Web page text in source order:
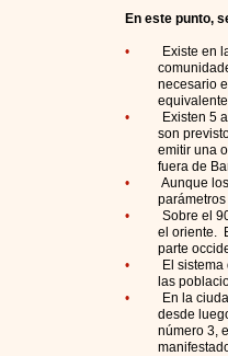
En este punto,
•
Existe en
comunidades
necesario
equivalente
•
Existen 5
son previstos
emitir una
fuera de
• Aunque
parámetros
• Sobre el
el oriente.
parte
•
El
las
•
En la
desde luego
número 3,
manifestado,